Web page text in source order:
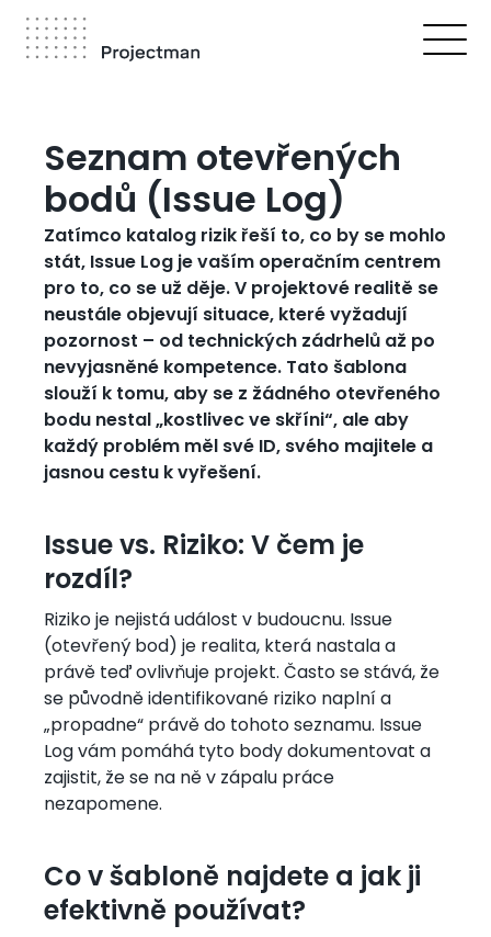
Přejít
hlavnímu
navigace
Seznam otevřených
bodů (Issue Log)
Zatímco katalog rizik řeší to, co by se mohlo
stát, Issue Log je vaším operačním centrem
pro to, co se už děje. V projektové realitě se
neustále objevují situace, které vyžadují
pozornost – od technických zádrhelů až po
nevyjasněné kompetence. Tato šablona
slouží k tomu, aby se z žádného otevřeného
bodu nestal „kostlivec ve skříni“, ale aby
každý problém měl své ID, svého majitele a
jasnou cestu k vyřešení.
Issue vs. Riziko: V čem je
rozdíl?
Riziko je nejistá událost v budoucnu. Issue
(otevřený bod) je realita, která nastala a
právě teď ovlivňuje projekt. Často se stává, že
se původně identifikované riziko naplní a
„propadne“ právě do tohoto seznamu. Issue
Log vám pomáhá tyto body dokumentovat a
zajistit, že se na ně v zápalu práce
nezapomene.
Co v šabloně najdete a jak ji
efektivně používat?